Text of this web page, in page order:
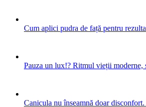
Cum aplici pudra de față pentru
Pauza un lux!? Ritmul vieții moderne,
Canicula nu înseamnă doar